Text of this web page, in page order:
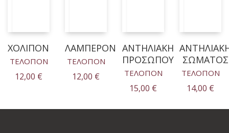
ΧΟΛΙΠΟΝ
ΤΕΛΟΠΟΝ
12,00 €
ΛΑΜΠΕΡΟΝ
ΤΕΛΟΠΟΝ
12,00 €
ΑΝΤΗΛΙΑΚΗ
ΠΡΟΣΩΠΟΥ
ΤΕΛΟΠΟΝ
15,00 €
ΣΩΜΑΤΟΣ
ΤΕΛΟΠΟΝ
14,00 €